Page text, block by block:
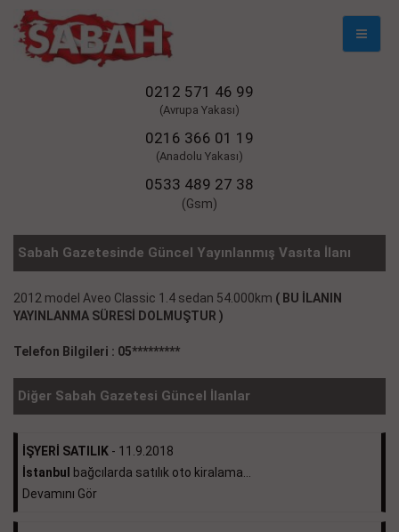
Mobil
0212 571 46 99
(Avrupa Yakası)
0216 366 01 19
(Anadolu Yakası)
0533 489 27 38
(Gsm)
Sabah Gazetesinde Güncel Yayınlanmış Vasıta İlanı
2012 model Aveo Classic 1.4 sedan 54.000km ( BU İLANIN
YAYINLANMA SÜRESİ DOLMUŞTUR )
Telefon Bilgileri : 05*********
Diğer Sabah Gazetesi Güncel İlanlar
İŞYERİ SATILIK - 11.9.2018
İstanbul
bağcılarda satılık oto kiralama...
Devamını Gör